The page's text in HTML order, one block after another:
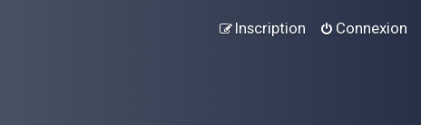
Connexion
Inscription